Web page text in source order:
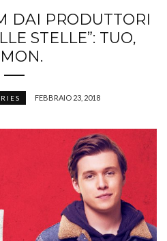
DAI PRODUTTORI
STELLE”: TUO,
FEBBRAIO 23, 2018